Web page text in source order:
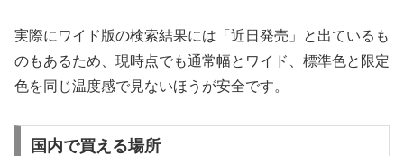
実際にワイド版の検索結果には「近日発売」と出ているも
のもあるため、現時点でも通常幅とワイド、標準色と限定
色を同じ温度感で見ないほうが安全です。
国内で買える場所